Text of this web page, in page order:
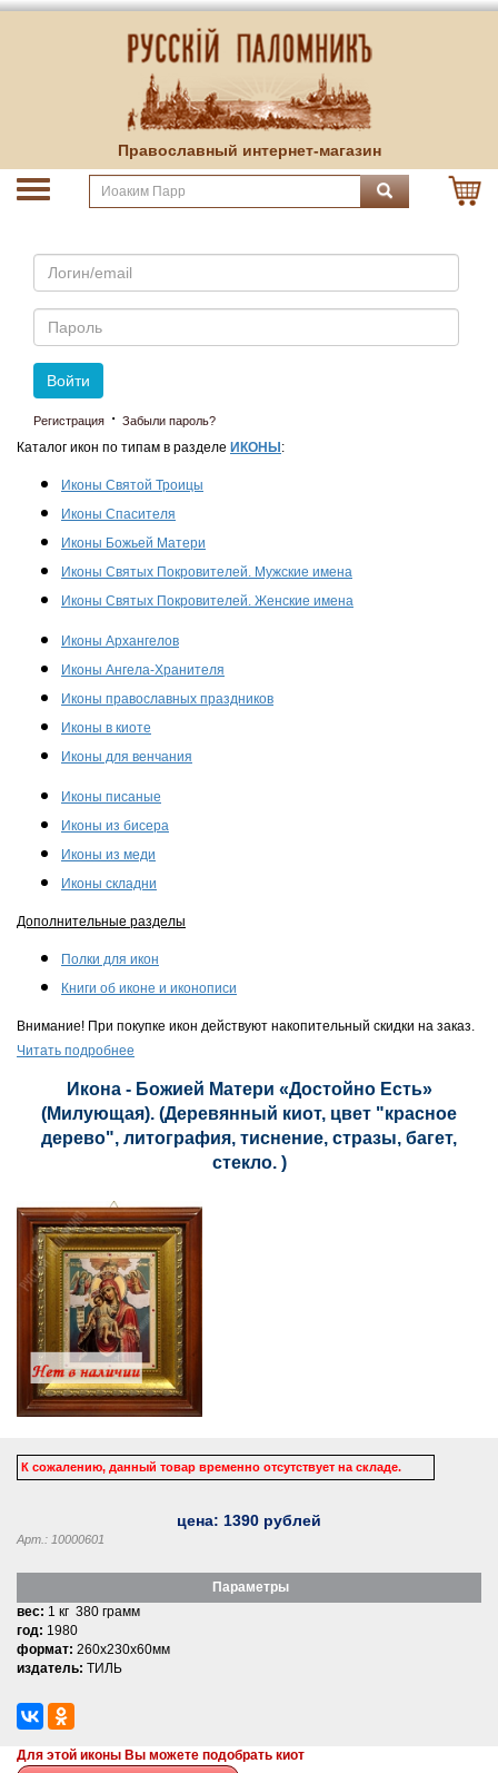
Православный интернет-магазин
Email
Пароль
Войти
Регистрация · Забыли пароль?
Каталог икон по типам в разделе ИКОНЫ :
Иконы Святой Троицы
Иконы Спасителя
Иконы Божьей Матери
Иконы Святых Покровителей. Мужские имена
Иконы Святых Покровителей. Женские имена
Иконы Архангелов
Иконы Ангела-Хранителя
Иконы православных праздников
Иконы в киоте
Иконы для венчания
Иконы писаные
Иконы из бисера
Иконы из меди
Иконы складни
Дополнительные разделы
Полки для икон
Книги об иконе и иконописи
Внимание! При покупке икон действуют накопительный скидки на заказ.
Читать подробнее
Икона - Божией Матери «Достойно Есть»
(Милующая). (Деревянный киот, цвет "красное
дерево", литография, тиснение, стразы, багет,
стекло. )
К сожалению, данный товар временно отсутствует на складе.
цена: 1390 рублей
Арт.: 10000601
Параметры
вес: 1 кг 380 грамм
год: 1980
формат: 260x230x60мм
издатель: ТИЛЬ
Для этой иконы Вы можете подобрать киот